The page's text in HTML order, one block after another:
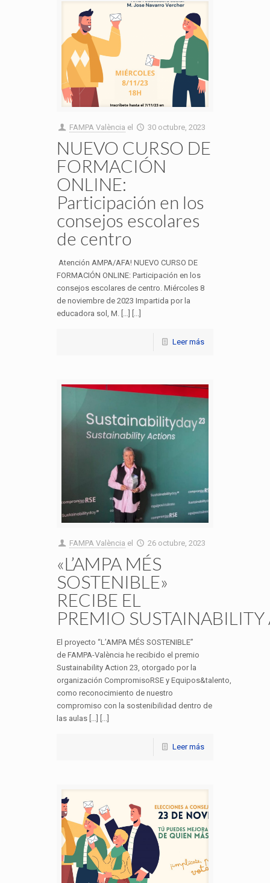
FAMPA València el 30 octubre, 2023
NUEVO CURSO DE
FORMACIÓN
ONLINE:
Participación en los
consejos escolares
de centro
Atención AMPA/AFA! NUEVO CURSO DE
FORMACIÓN ONLINE: Participación en los
consejos escolares de centro. Miércoles 8
de noviembre de 2023 Impartida por la
educadora sol, M. […] [...]
Leer más
FAMPA València el 26 octubre, 2023
«L’AMPA MÉS
SOSTENIBLE»
RECIBE EL
PREMIO
El proyecto “L’AMPA MÉS SOSTENIBLE”
de FAMPA-València he recibido el premio
Sustainability Action 23, otorgado por la
organización CompromisoRSE y Equipos&talento,
como reconocimiento de nuestro
compromiso con la sostenibilidad dentro de
las aulas […] [...]
Leer más